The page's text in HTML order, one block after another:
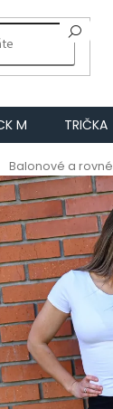
M TRIČKA
Balonové a rovné